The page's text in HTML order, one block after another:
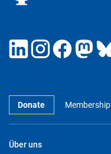
Donate Membership
Über uns